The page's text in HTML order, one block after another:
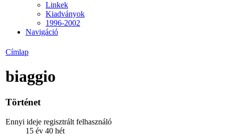
Linkek
Kiadványok
1996-2002
Navigáció
Címlap
biaggio
Történet
Ennyi ideje regisztrált felhasználó
15 év 40 hét